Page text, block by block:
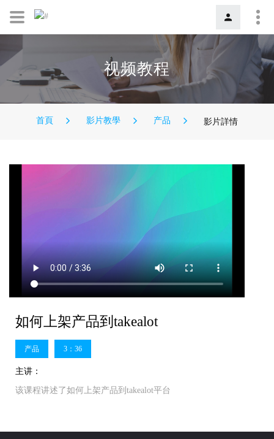
视频教程
首頁 影片教學 产品 影片詳情
如何上架产品到takealot
产品 3：36
主讲：
该课程讲述了如何上架产品到takealot平台